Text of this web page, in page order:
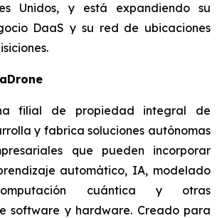
Unidos, y está expandiendo su
DaaS y su red de ubicaciones
filial de propiedad integral de
y fabrica soluciones autónomas
que pueden incorporar
automático, IA, modelado
cuántica y otras
software y hardware. Creado para